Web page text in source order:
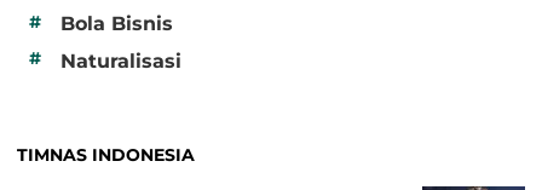
# Bola Bisnis
# Naturalisasi
TIMNAS INDONESIA